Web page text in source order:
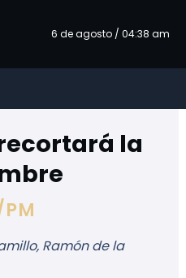
6 de agosto / 04:38 am
la
Ramón de la